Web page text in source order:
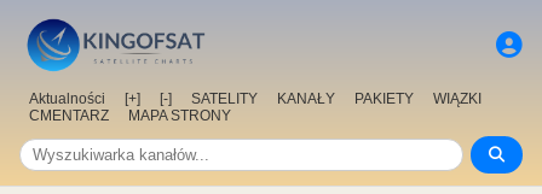
Aktualności [+] [-] SATELITY KANAŁY PAKIETY
WIĄZKI
CMENTARZ
MAPA STRONY